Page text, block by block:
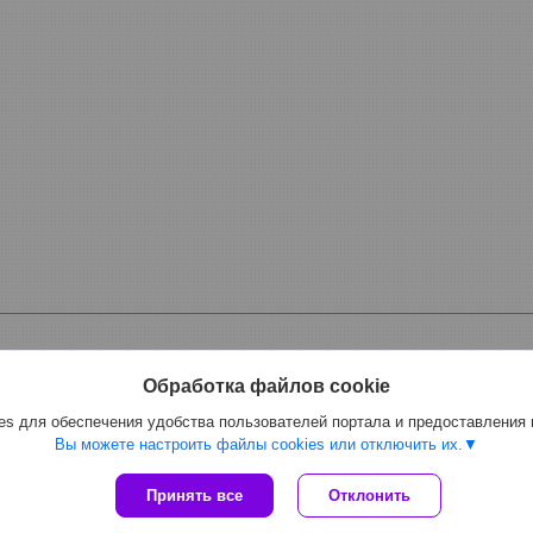
фекальный электрический, для спирта, масла мазута,
Сайт создан на платформе Deal.by
Политика обработки файлов cookies
Обработка файлов cookie
обеспечения удобства пользователей портала и предоставления
Вы можете настроить файлы cookies или отключить их.
Принять все Отклонить